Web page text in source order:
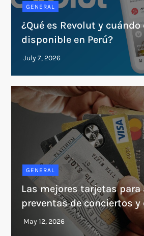
GENERAL
¿Qué es Revolut y
disponible en Perú?
GENERAL
Las mejores tarjetas para
preventas de conciertos y